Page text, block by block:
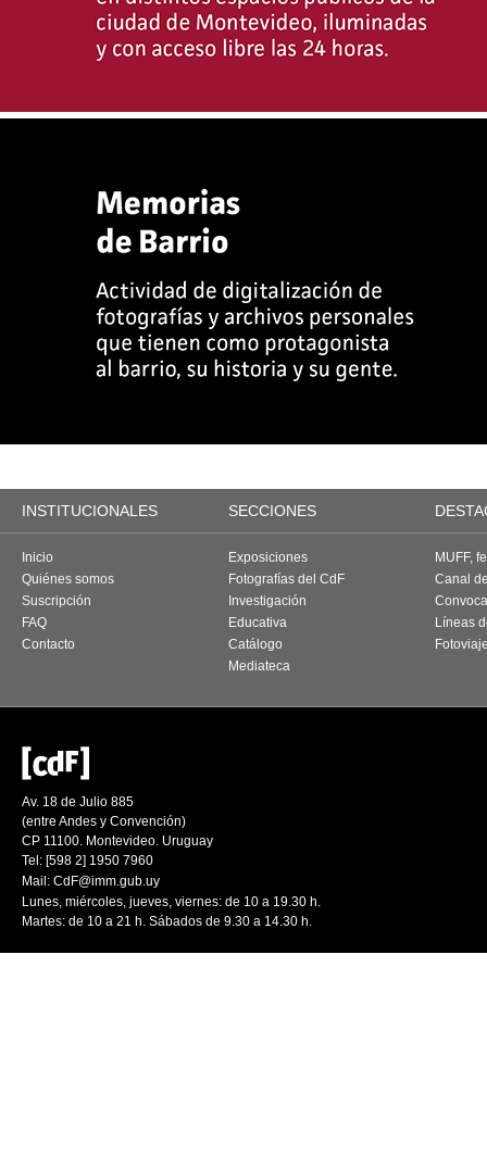
INSTITUCIONALES SECCIONES
Inicio
Quiénes somos
Suscripción
FAQ
Contacto
Exposiciones
Fotografías del CdF
Investigación
Educativa
Catálogo
Mediateca
MUFF,
Canal
Líneas
Av. 18 de Julio 885
(entre Andes y Convención)
CP 11100. Montevideo. Uruguay
Tel: [598 2] 1950 7960
Mail: CdF@imm.gub.uy
Lunes, miércoles, jueves, viernes: de 10 a 19.30 h.
Martes: de 10 a 21 h. Sábados de 9.30 a 14.30 h.